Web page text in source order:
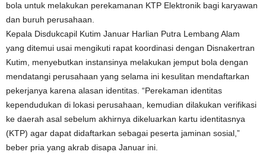
bola untuk melakukan perekamanan KTP Elektronik bagi karyawan
dan buruh perusahaan.
Kepala Disdukcapil Kutim Januar Harlian Putra Lembang Alam
yang ditemui usai mengikuti rapat koordinasi dengan Disnakertran
Kutim, menyebutkan instansinya melakukan jemput bola dengan
mendatangi perusahaan yang selama ini kesulitan mendaftarkan
pekerjanya karena alasan identitas. “Perekaman identitas
kependudukan di lokasi perusahaan, kemudian dilakukan verifikasi
ke daerah asal sebelum akhirnya dikeluarkan kartu identitasnya
(KTP) agar dapat didaftarkan sebagai peserta jaminan sosial,”
beber pria yang akrab disapa Januar ini.